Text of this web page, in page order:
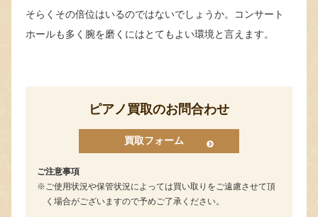
そらくその倍位はいるのではないでしょうか。コンサート
ホールも多く腕を磨くにはとてもよい環境と言えます。
ピアノ買取のお問合わせ
買取フォーム
ご注意事項
ご使用状況や保管状況によっては買い取りをご遠慮させて頂
く場合がございますので予めご了承ください。